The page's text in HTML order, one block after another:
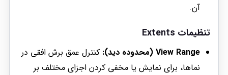
آن.
تنظیمات Extents
View Range (محدوده دید):
کنترل عمق برش افقی در
نماها، برای نمایش یا مخفی کردن اجزای مختلف بر